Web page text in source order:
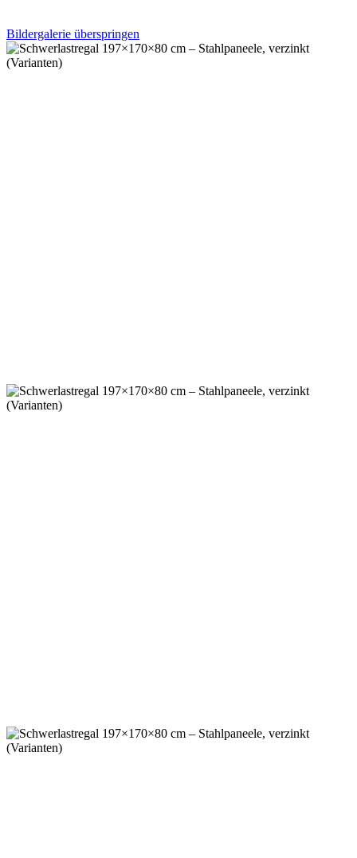
Bildergalerie überspringen